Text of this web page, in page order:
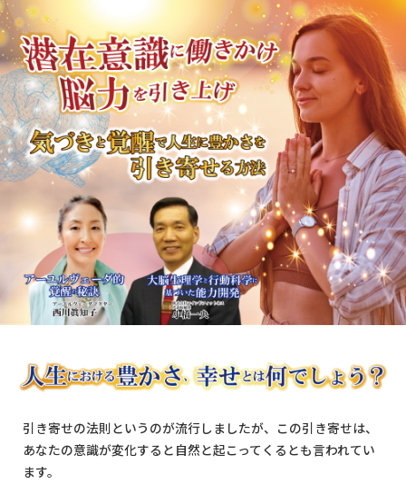
引き寄せの法則というのが流行しましたが、この引き寄せは、
あなたの意識が変化すると自然と起こってくるとも言われてい
ます。